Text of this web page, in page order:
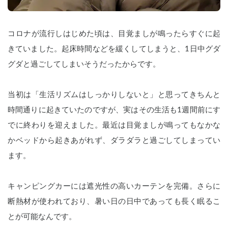
コロナが流行しはじめた頃は、目覚ましが鳴ったらすぐに起
きていました。起床時間などを緩くしてしまうと、1日中グダ
グダと過ごしてしまいそうだったからです。
当初は「生活リズムはしっかりしないと」と思ってきちんと
時間通りに起きていたのですが、実はその生活も1週間前にす
でに終わりを迎えました。最近は目覚ましが鳴ってもなかな
かベッドから起きあがれず、ダラダラと過ごしてしまってい
ます。
キャンピングカーには遮光性の高いカーテンを完備。さらに
断熱材が使われており、暑い日の日中であっても長く眠るこ
とが可能なんです。